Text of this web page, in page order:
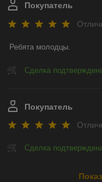
Покупатель
Ребята молодцы.
Сделка
Покупатель
Сделка